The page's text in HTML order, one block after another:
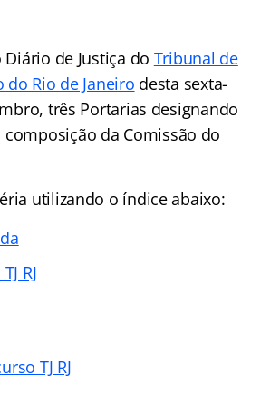
de Justiça do Tribunal de
do Rio de Janeiro desta sexta-
três Portarias designando
da Comissão do
utilizando o índice abaixo:
RJ
TJ RJ